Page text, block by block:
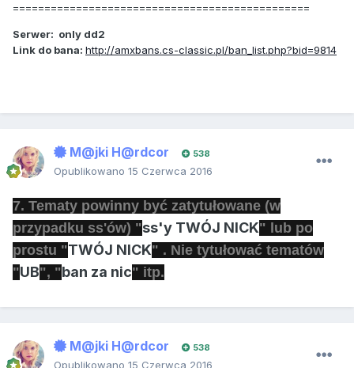
===============================================
Serwer: only dd2
Link do bana: http://amxbans.cs-classic.pl/ban_list.php?bid=9814
M@jki H@rdcor 538
Opublikowano 15 Czerwca 2016
7. Tematy powinny być zatytułowane (w
przypadku ss'ów) "ss'y TWÓJ NICK" lub po
prostu "TWÓJ NICK" . Nie tytułować tematów
"UB", "ban za nic" itp.
M@jki H@rdcor 538
Opublikowano 15 Czerwca 2016